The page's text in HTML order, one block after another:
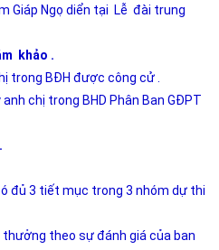
Giáp Ngọ diển tại Lễ đài trung
khảo .
BĐH được công cử .
chị trong BHD Phân Ban GĐPT
đủ 3 tiết mục trong 3 nhóm dự thi
theo sự đánh giá của ban